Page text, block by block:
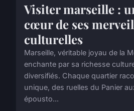
Visiter marseille :
cœur de ses
culturelles
Marseille, véritable joyau de la
enchante par sa richesse
diversifiés. Chaque quartier
unique, des ruelles du Panier
épousto...